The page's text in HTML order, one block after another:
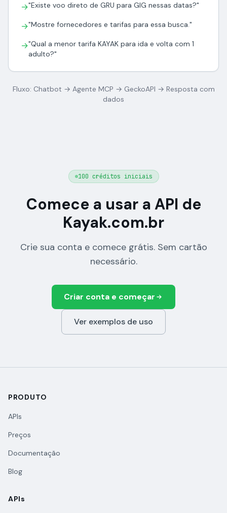
→"Existe voo direto de GRU para GIG nessas datas?"
→"Mostre fornecedores e tarifas para essa busca."
→"Qual a menor tarifa KAYAK para ida e volta com 1
adulto?"
Fluxo: Chatbot → Agente MCP → GeckoAPI → Resposta com
dados
100 créditos iniciais
Comece a usar a API de
Kayak.com.br
Crie sua conta e comece grátis. Sem cartão
necessário.
Criar conta e começar
Ver exemplos de uso
PRODUTO
APIs
Preços
Documentação
Blog
APIs